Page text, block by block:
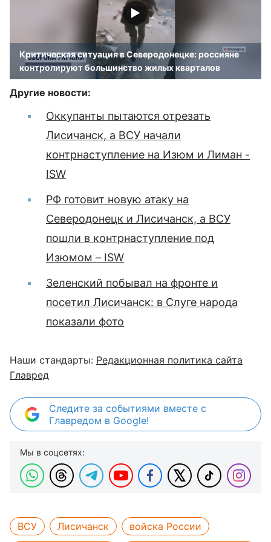
Критическая ситуация в Северодонецке: россияне
контролируют большинство жилых кварталов
Другие новости:
Оккупанты пытаются отрезать
Лисичанск, а ВСУ начали
контрнаступление на Изюм и Лиман -
ISW
РФ готовит новую атаку на
Северодонецк и Лисичанск, а ВСУ
пошли в контрнаступление под
Изюмом – ISW
Зеленский побывал на фронте и
посетил Лисичанск: в Слуге народа
показали фото
Наши стандарты: Редакционная политика сайта
Главред
Следите за событиями вместе с
Главредом в Google!
Мы в соцсетях:
ВСУ Лисичанск
войска России